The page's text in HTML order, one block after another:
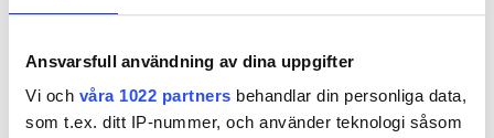
Ansvarsfull användning av dina uppgifter
Vi och våra 1022 partners behandlar din personliga data,
som t.ex. ditt IP-nummer, och använder teknologi såsom
Din hyra 2024